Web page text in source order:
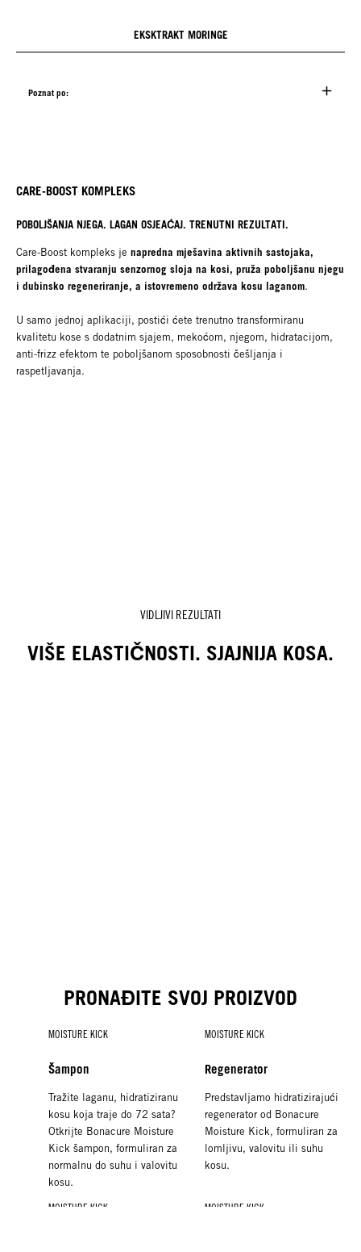
EKSKTRAKT MORINGE
Poznat po:
CARE-BOOST KOMPLEKS
POBOLJŠANJA NJEGA. LAGAN OSJEAĆAJ. TRENUTNI REZULTATI.
Care-Boost kompleks je napredna mješavina aktivnih sastojaka,
prilagođena stvaranju senzornog sloja na kosi, pruža poboljšanu njegu
i dubinsko regeneriranje, a istovremeno održava kosu laganom.
U samo jednoj aplikaciji, postići ćete trenutno transformiranu
kvalitetu kose s dodatnim sjajem, mekoćom, njegom, hidratacijom,
anti-frizz efektom te poboljšanom sposobnosti češljanja i
raspetljavanja.
VIDLJIVI REZULTATI
VIŠE ELASTIČNOSTI. SJAJNIJA KOSA.
PRONAĐITE SVOJ PROIZVOD
MOISTURE KICK
Šampon
Tražite laganu, hidratiziranu
kosu koja traje do 72 sata?
Otkrijte Bonacure Moisture
Kick šampon, formuliran za
normalnu do suhu i valovitu
kosu.
MOISTURE KICK
Regenerator
Predstavljamo hidratizirajući
regenerator od Bonacure
Moisture Kick, formuliran za
lomljivu, valovitu ili suhu
kosu.
MOISTURE KICK MOISTURE KICK